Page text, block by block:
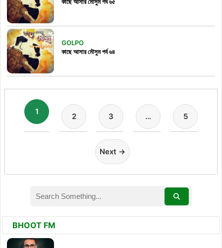
GOLPO
কাছে আসার মৌসুম পর্ব ৬৪
1
2 3 … 5
Next →
BHOOT FM